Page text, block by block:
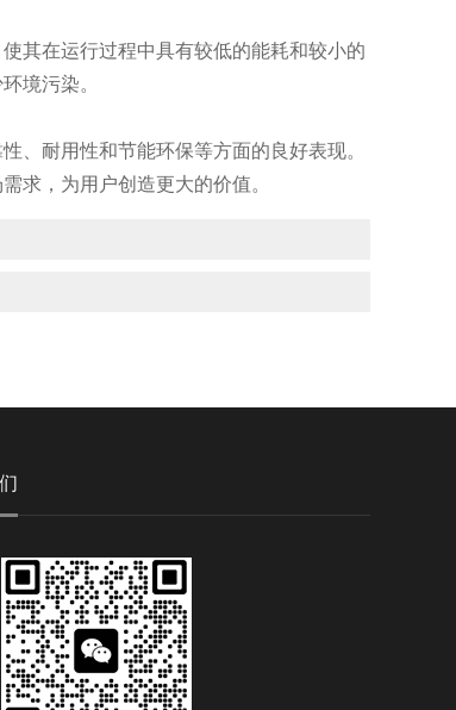
其在运行过程中具有较低的能耗和较小的
境污染。
耐用性和节能环保等方面的良好表现。
求，为用户创造更大的价值。